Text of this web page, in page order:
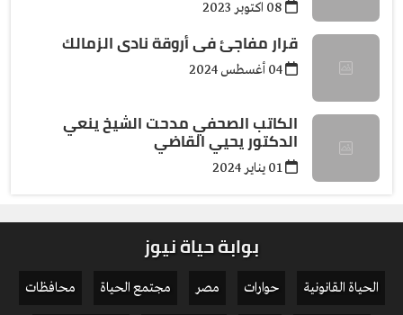
قرار مفاجئ فى أروقة نادى الزمالك
الكاتب الصحفي مدحت الشيخ ينعي
الدكتور يحيي القاضي
بوابة حياة نيوز
الحياة القانونية حوارات مصر مجتمع الحياة محافظات